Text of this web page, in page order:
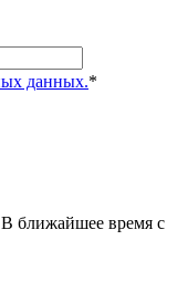
данных.*
ближайшее время с